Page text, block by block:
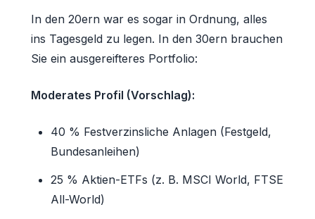
In den 20ern war es sogar in Ordnung, alles
ins Tagesgeld zu legen. In den 30ern brauchen
Sie ein ausgereifteres Portfolio:
Moderates Profil (Vorschlag):
40 % Festverzinsliche Anlagen (Festgeld,
Bundesanleihen)
25 % Aktien-ETFs (z. B. MSCI World, FTSE
All-World)